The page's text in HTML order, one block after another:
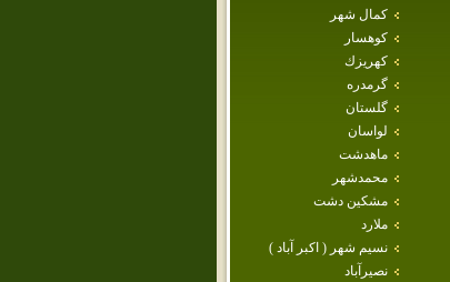
كمال شهر
كوهسار
كهريزك
گرمدره
گلستان
لواسان
ماهدشت
محمدشهر
مشكين دشت
ملارد
نسيم شهر ( اكبر آباد )
نصيرآباد